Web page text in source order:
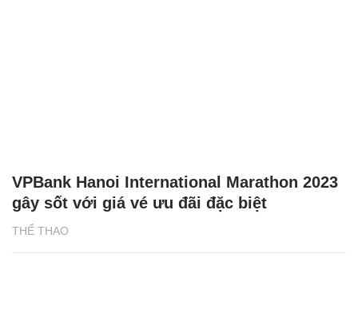
THỂ THAO
VPBank Hanoi International Marathon 2023
gây sốt với giá vé ưu đãi đặc biệt